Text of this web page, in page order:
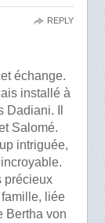
échange.
installé à
Il
Salomé.
intriguée,
précieux
liée
Bertha von
REPLY